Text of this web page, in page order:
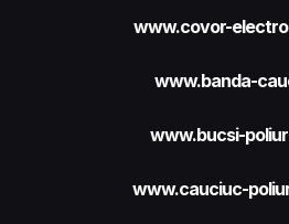
www.covor-
www.banda-
www.bucsi-
www.cauciuc-